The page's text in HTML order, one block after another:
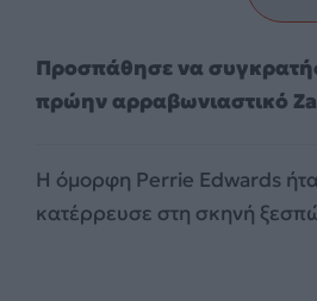
Προσπάθησε να
πρώην αρραβωνιαστικό
Η όμορφη Perrie Edwards
κατέρρευσε στη σκηνή